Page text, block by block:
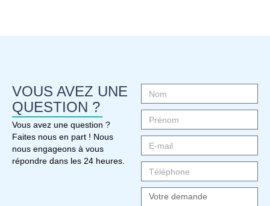
VOUS AVEZ UNE
QUESTION ?
Vous avez une question ?
Faites nous en part ! Nous
nous engageons à vous
répondre dans les 24 heures.